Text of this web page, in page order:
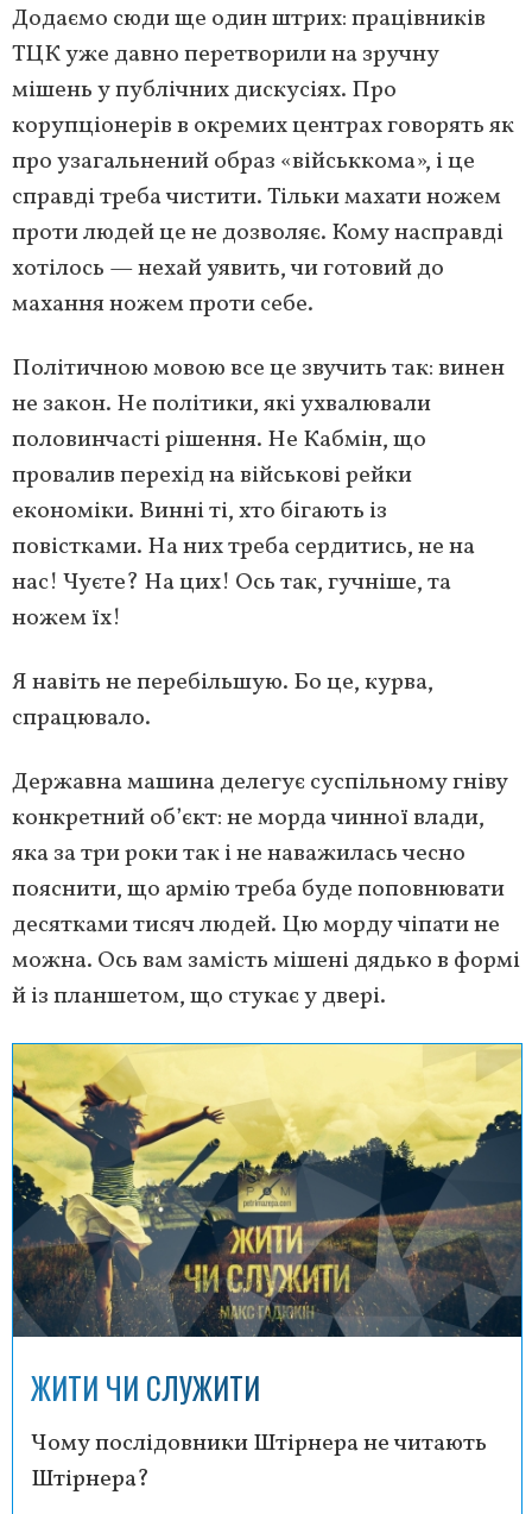
Додаємо сюди ще один штрих: працівників
ТЦК уже давно перетворили на зручну
мішень у публічних дискусіях. Про
корупціонерів в окремих центрах говорять як
про узагальнений образ «військкома», і це
справді треба чистити. Тільки махати ножем
проти людей це не дозволяє. Кому насправді
хотілось — нехай уявить, чи готовий до
махання ножем проти себе.
Політичною мовою все це звучить так: винен
не закон. Не політики, які ухвалювали
половинчасті рішення. Не Кабмін, що
провалив перехід на військові рейки
економіки. Винні ті, хто бігають із
повістками. На них треба сердитись, не на
нас! Чуєте? На цих! Ось так, гучніше, та
ножем їх!
Я навіть не перебільшую. Бо це, курва,
спрацювало.
Державна машина делегує суспільному гніву
конкретний об’єкт: не морда чинної влади,
яка за три роки так і не наважилась чесно
пояснити, що армію треба буде поповнювати
десятками тисяч людей. Цю морду чіпати не
можна. Ось вам замість мішені дядько в формі
й із планшетом, що стукає у двері.
ЖИТИ ЧИ СЛУЖИТИ
Чому послідовники Штірнера не читають
Штірнера?